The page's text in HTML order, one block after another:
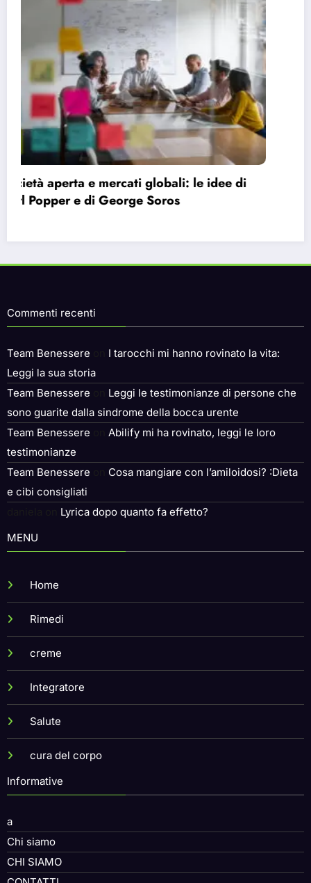
Bauman e la modernità liquida: perché ci
sentiamo vuoti nonostante le infinite
Commenti recenti
Team Benessere
I tarocchi mi hanno rovinato la vita:
Leggi la sua storia
Team Benessere
Leggi le testimonianze di persone che
sono guarite dalla sindrome della bocca urente
Team Benessere
Abilify mi ha rovinato, leggi le loro
testimonianze
Team Benessere
Cosa mangiare con l’amiloidosi? :Dieta
e cibi consigliati
Lyrica dopo quanto fa effetto?
MENU
Home
Rimedi
creme
Integratore
Salute
cura del corpo
Informative
a
Chi siamo
CHI SIAMO